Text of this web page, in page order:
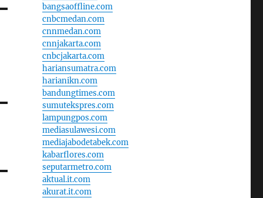
bangsaoffline.com
cnbcmedan.com
cnnmedan.com
cnnjakarta.com
cnbcjakarta.com
hariansumatra.com
harianikn.com
bandungtimes.com
sumutekspres.com
lampungpos.com
mediasulawesi.com
mediajabodetabek.com
kabarflores.com
seputarmetro.com
aktual.it.com
akurat.it.com